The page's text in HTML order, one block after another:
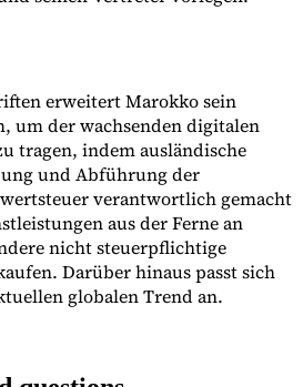
erweitert Marokko sein
um der wachsenden digitalen
tragen, indem ausländische
und Abführung der
verantwortlich gemacht
aus der Ferne an
nicht steuerpflichtige
Darüber hinaus passt sich
globalen Trend an.